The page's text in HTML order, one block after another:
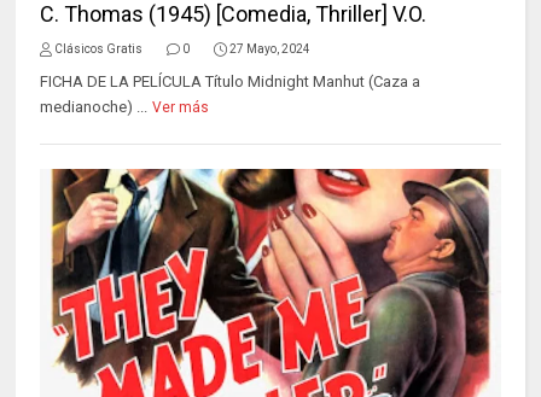
C. Thomas (1945) [Comedia, Thriller] V.O.
Clásicos Gratis 0 27 Mayo, 2024
FICHA DE LA PELÍCULA Título Midnight Manhut (Caza a
medianoche) ... Ver más